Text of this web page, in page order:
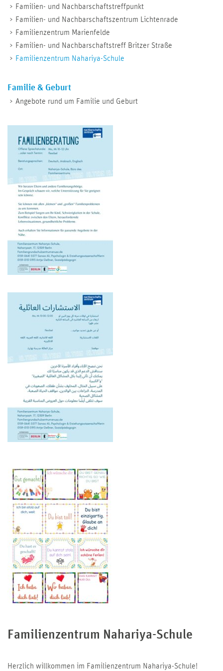
Familien- und Nachbarschaftstreffpunkt
Familien- und Nachbarschaftszentrum Lichtenrade
Familienzentrum Marienfelde
Familien- und Nachbarschaftstreff Britzer Straße
Familienzentrum Nahariya-Schule
Familie & Geburt
Angebote rund um Familie und Geburt
Familienzentrum Nahariya-Schule
Herzlich willkommen im Familienzentrum Nahariya-Schule!